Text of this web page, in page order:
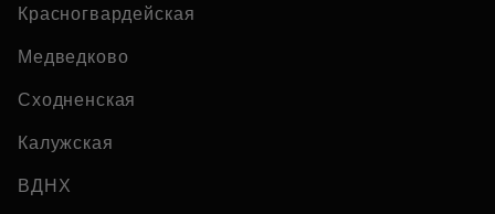
Красногвардейская
Медведково
Сходненская
Калужская
ВДНХ